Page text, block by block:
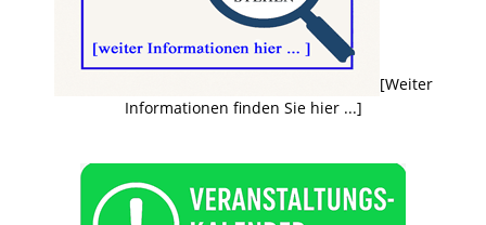
[Weiter
Informationen finden Sie hier ...]